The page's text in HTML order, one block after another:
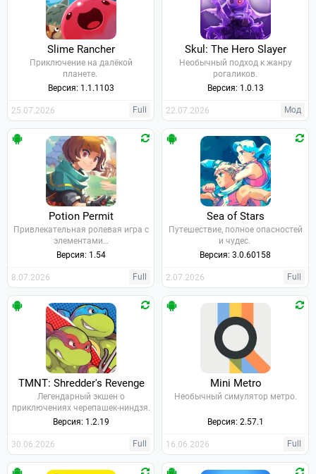
Slime Rancher
Приключение на далёкой
планете.
Версия: 1.1.1103
25.07.2026 Full
Skul: The Hero Slayer
Необычный подход к жанру
рогаликов.
Версия: 1.0.13
22.07.2026 Мод
Potion Permit
Привлекательная ролевая игра с
элементами…
Версия: 1.54
8.07.2026 Full
Sea of Stars
Путешествие, полное опасностей
и чудес.
Версия: 3.0.60158
2.07.2026 Full
TMNT: Shredder's Revenge
Легендарный экшен о
приключениях черепашек-ниндзя.
Версия: 1.2.19
30.06.2026 Full
Mini Metro
Необычный симулятор метро.
Версия: 2.57.1
16.06.2026 Full